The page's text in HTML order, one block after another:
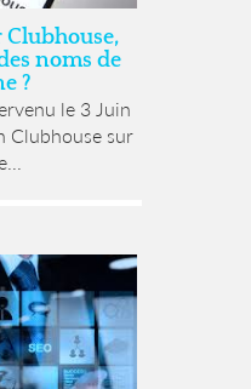
Clubhouse,
noms de
?
le 3 Juin
Clubhouse sur